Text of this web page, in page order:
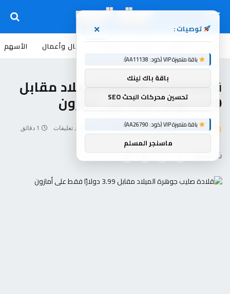
اخبار أسواق عروض منوعات مال وأعمال الأسهم
منوعات
قلادة صليب جوهرة الميلاد مقابل
3.99 دولارًا فقط على أمازون
بواسطة souq-arb يوليو 7, 2026 لا توجد تعليقات 1 دقائق
شاركها
توصيات : ×
باقة متميزة VIP (كود: AA11138):
باقة باك لينك
تحسين محركات البحث SEO
باقة متميزة VIP (كود: AA26790):
ماسنجر المسلم